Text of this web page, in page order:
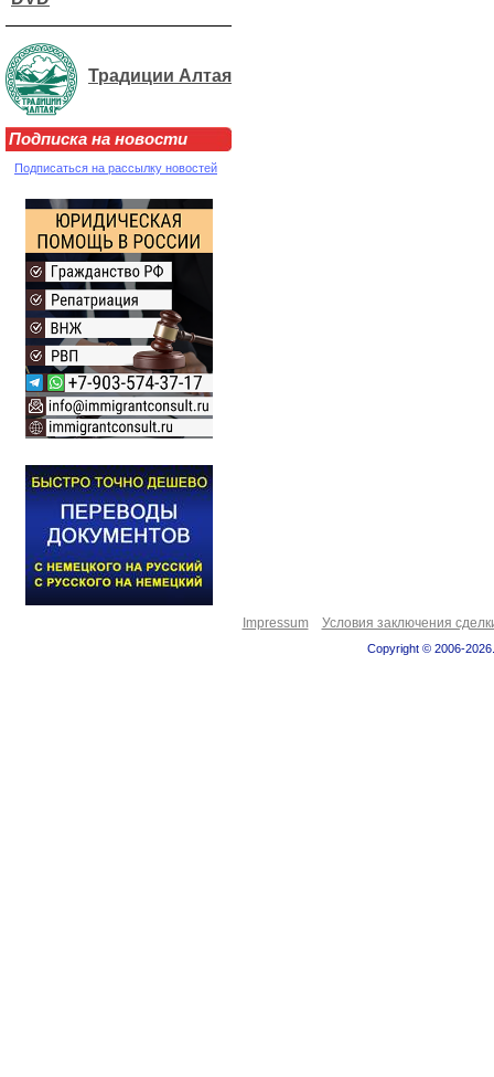
Традиции Алтая
Подписка на новости
Подписаться на рассылку новостей
Impressum Условия заключения
Copyright © 2006-